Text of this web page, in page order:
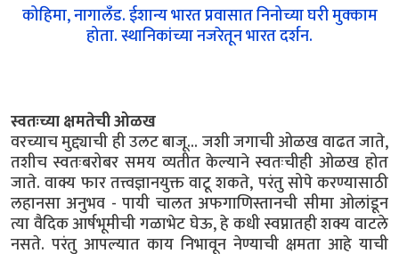
कोहिमा, नागालँड. ईशान्य भारत प्रवासात निनोच्या घरी मुक्काम
होता. स्थानिकांच्या नजरेतून भारत दर्शन.
स्वतःच्या क्षमतेची ओळख
वरच्याच मुद्द्याची ही उलट बाजू... जशी जगाची ओळख वाढत जाते,
तशीच स्वतःबरोबर समय व्यतीत केल्याने स्वतःचीही ओळख होत
जाते. वाक्य फार तत्त्वज्ञानयुक्त वाटू शकते, परंतु सोपे करण्यासाठी
लहानसा अनुभव - पायी चालत अफगाणिस्तानची सीमा ओलांडून
त्या वैदिक आर्षभूमीची गळाभेट घेऊ, हे कधी स्वप्नातही शक्य वाटले
नसते. परंतु आपल्यात काय निभावून नेण्याची क्षमता आहे याची